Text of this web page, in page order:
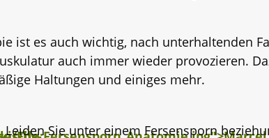
ist es auch wichtig, nach unterhaltenden
auch immer wieder provozieren.
Haltungen und einiges mehr.
Leiden Sie unter einem Fersensporn